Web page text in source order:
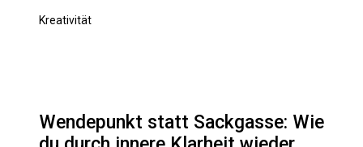
Kreativität
Wendepunkt statt Sackgasse: Wie